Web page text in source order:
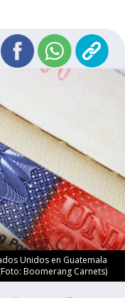
Unidos en Guatemala
Boomerang Carnets)